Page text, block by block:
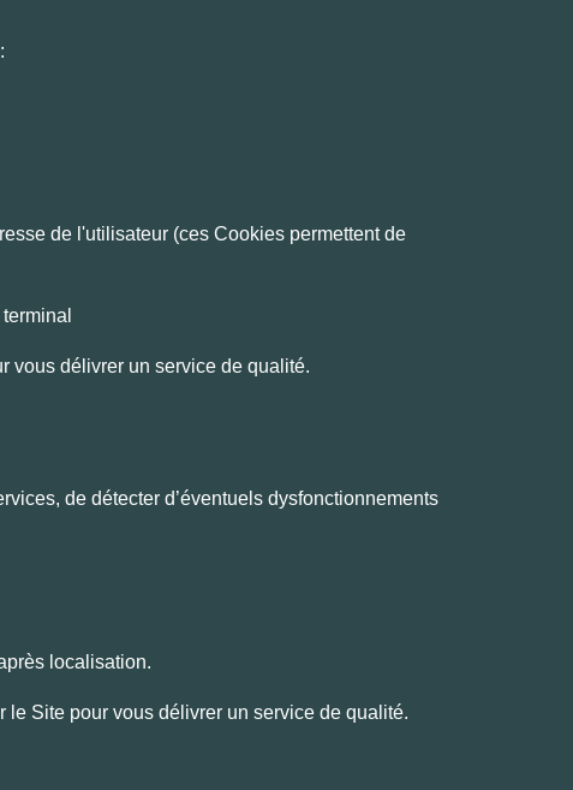
de l'utilisateur (ces Cookies permettent de
vous délivrer un service de qualité.
de détecter d’éventuels dysfonctionnements
localisation.
le Site pour vous délivrer un service de qualité.